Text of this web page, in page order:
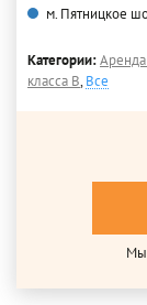
м. Пятницкое
Категории:
класса B,Все
Мы